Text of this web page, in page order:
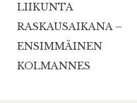
selaus
LIIKUNTA
RASKAUSAIKANA –
ENSIMMÄINEN
KOLMANNES